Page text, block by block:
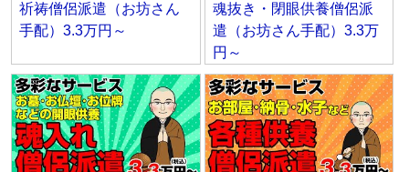
祈祷僧侶派遣（お坊さん
手配）3.3万円～
魂抜き・閉眼供養僧侶派
遣（お坊さん手配）3.3万
円～